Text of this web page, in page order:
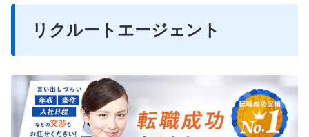
リクルートエージェント